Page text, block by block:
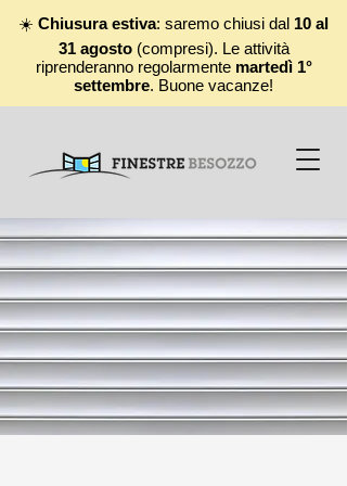
☀️ Chiusura estiva: saremo chiusi dal 10 al
31 agosto(compresi). Le attività
riprenderanno regolarmente martedì 1°
settembre. Buone vacanze!